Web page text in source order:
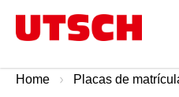
Home Placas de